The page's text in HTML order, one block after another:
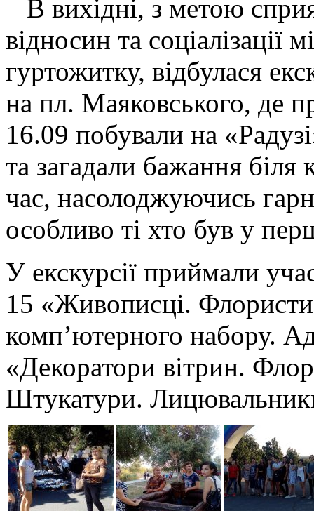
В вихідні, з метою
відносин та
гуртожитку, відбулася
на пл. Маяковського, де
16.09 побували на
та загадали бажання
час, насолоджуючись
особливо ті хто був у
У екскурсії приймали
15 «Живописці.
комп’ютерного набору.
«Декоратори вітрин.
Штукатури.